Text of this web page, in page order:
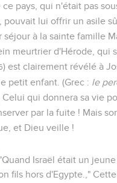
ce pays, qui n'était pas
pouvait lui offrir un asile
à la sainte famille
meurtrier d'Hérode, qui
) est clairement révélé à
petit enfant. (Grec : le
Celui qui donnera sa vie
par la fuite ! Mais
et Dieu veille !
"Quand Israël était un
fils hors d'Egypte.,"